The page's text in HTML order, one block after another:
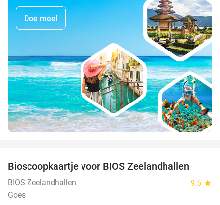
Doe mee!
Bioscoopkaartje voor BIOS Zeelandhallen
BIOS Zeelandhallen 9.5 star
Goes